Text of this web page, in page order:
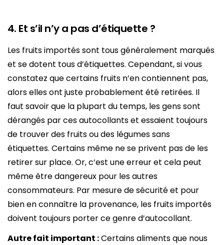
4. Et s’il n’y a pas d’étiquette ?
Les fruits importés sont tous généralement marqués
et se dotent tous d’étiquettes. Cependant, si vous
constatez que certains fruits n’en contiennent pas,
alors elles ont juste probablement été retirées. Il
faut savoir que la plupart du temps, les gens sont
dérangés par ces autocollants et essaient toujours
de trouver des fruits ou des légumes sans
étiquettes. Certains même ne se privent pas de les
retirer sur place. Or, c’est une erreur et cela peut
même être dangereux pour les autres
consommateurs. Par mesure de sécurité et pour
bien en connaître la provenance, les fruits importés
doivent toujours porter ce genre d’autocollant.
Autre fait important :Certains aliments que nous